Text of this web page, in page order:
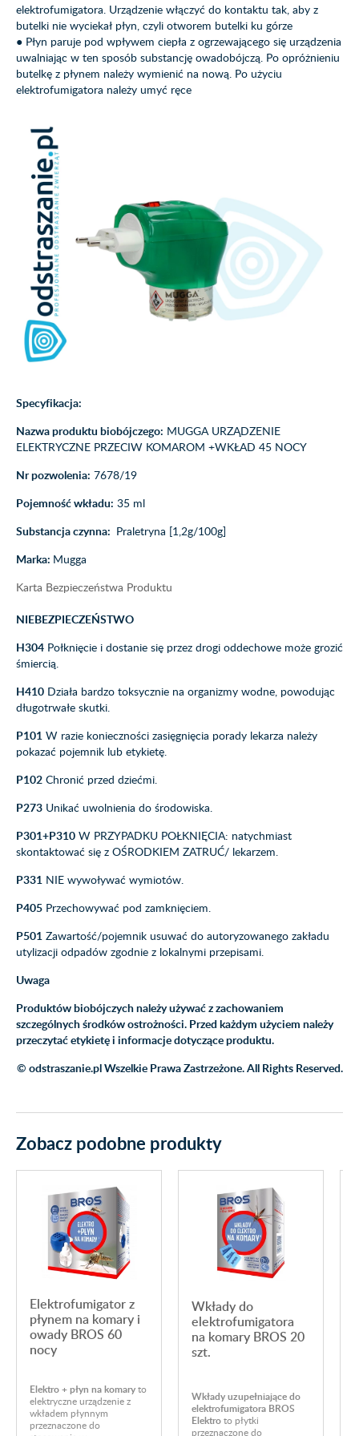
elektrofumigatora. Urządzenie włączyć do kontaktu tak, aby z
butelki nie wyciekał płyn, czyli otworem butelki ku górze
● Płyn paruje pod wpływem ciepła z ogrzewającego się urządzenia
uwalniając w ten sposób substancję owadobójczą. Po opróżnieniu
butelkę z płynem należy wymienić na nową. Po użyciu
elektrofumigatora należy umyć ręce
Specyfikacja:
Nazwa produktu biobójczego: MUGGA URZĄDZENIE
ELEKTRYCZNE PRZECIW KOMAROM +WKŁAD 45 NOCY
Nr pozwolenia: 7678/19
Pojemność wkładu: 35 ml
Substancja czynna: Praletryna [1,2g/100g]
Marka: Mugga
Karta Bezpieczeństwa Produktu
NIEBEZPIECZEŃSTWO
H304 Połknięcie i dostanie się przez drogi oddechowe może grozić
śmiercią.
H410 Działa bardzo toksycznie na organizmy wodne, powodując
długotrwałe skutki.
P101 W razie konieczności zasięgnięcia porady lekarza należy
pokazać pojemnik lub etykietę.
P102 Chronić przed dziećmi.
P273 Unikać uwolnienia do środowiska.
P301+P310 W PRZYPADKU POŁKNIĘCIA: natychmiast
skontaktować się z OŚRODKIEM ZATRUĆ/ lekarzem.
P331 NIE wywoływać wymiotów.
P405 Przechowywać pod zamknięciem.
P501 Zawartość/pojemnik usuwać do autoryzowanego zakładu
utylizacji odpadów zgodnie z lokalnymi przepisami.
Uwaga
Produktów biobójczych należy używać z zachowaniem
szczególnych środków ostrożności. Przed każdym użyciem należy
przeczytać etykietę i informacje dotyczące produktu.
© odstraszanie.pl Wszelkie Prawa Zastrzeżone. All Rights Reserved.
Zobacz podobne produkty
Elektrofumigator z
płynem na komary i
owady BROS 60
nocy
Elektro +płyn nakomaryto
elektryczneurządzeniez
wkładem płynnym
przeznaczonedo
Wkłady do
elektrofumigatora
na komary BROS 20
szt.
Wkładyuzupełniającedo
elektrofumigatora BROS
Elektroto płytki
przeznaczonedo